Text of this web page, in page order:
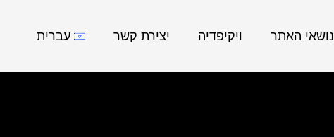
נושאי האתר ויקיפדיה יצירת קשר עברית